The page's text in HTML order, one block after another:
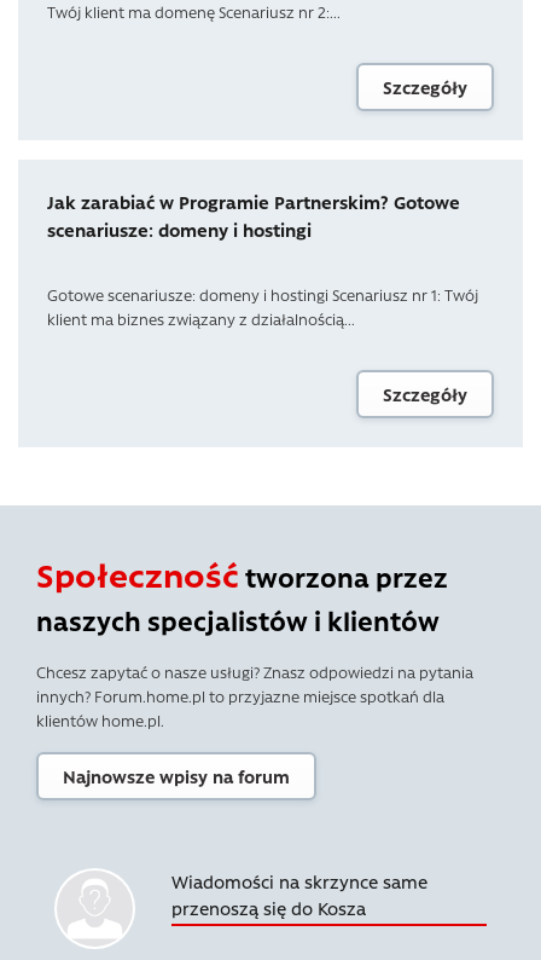
Twój klient ma domenę Scenariusz nr 2:...
Szczegóły
Jak zarabiać w Programie Partnerskim? Gotowe
scenariusze: domeny i hostingi
Gotowe scenariusze: domeny i hostingi Scenariusz nr 1: Twój
klient ma biznes związany z działalnością...
Szczegóły
Społeczność tworzona przez
naszych specjalistów i klientów
Chcesz zapytać o nasze usługi? Znasz odpowiedzi na pytania
innych? Forum.home.pl to przyjazne miejsce spotkań dla
klientów home.pl.
Najnowsze wpisy na forum
Wiadomości na skrzynce same
przenoszą się do Kosza